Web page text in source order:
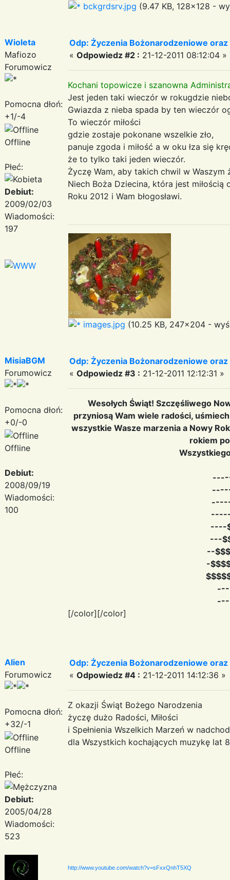
bckgrdsrv.jpg (9.47 KB, 128x128 -
Wioleta
Mafiozo
Forumowicz
Pomocna dłoń:
+1/-4
Offline
Płeć:
Debiut:
2009/02/03
Wiadomości:
197
Odp: Życzenia Bożonarodzeniowe
« Odpowiedz #2 : 21-12-2011 08:12:04 »
Kochani topowicze i szanowna
Jest jeden taki wieczór w rokugdzie
Gwiazda z nieba spada by ten wieczór
To wieczór miłości
gdzie zostaje pokonane wszelkie zło,
panuje zgoda i miłość a w oku łza się
że to tylko taki jeden wieczór.
Życzę Wam, aby takich chwil w Waszym
Niech Boża Dziecina, która jest
Roku 2012 i Wam błogosławi.
images.jpg (10.25 KB, 247x204 -
MisiaBGM
Forumowicz
Pomocna dłoń:
+0/-0
Offline
Debiut:
2008/09/19
Wiadomości:
100
Odp: Życzenia Bożonarodzeniowe
« Odpowiedz #3 : 21-12-2011 12:12:31 »
Wesołych Świąt! Szczęśliwego
przyniosą Wam wiele radości,
wszystkie Wasze marzenia a Nowy
rokiem
----
---
--
-
[/color][/color]
Alien
Forumowicz
Pomocna dłoń:
+32/-1
Offline
Płeć:
Debiut:
2005/04/28
Wiadomości:
523
Odp: Życzenia Bożonarodzeniowe
« Odpowiedz #4 : 21-12-2011 14:12:36 »
Z okazji Świąt Bożego Narodzenia
życzę dużo Radości, Miłości
i Spełnienia Wszelkich Marzeń w
dla Wszystkich kochających muzykę lat
http://www.youtube.com/watch?v=sFxxQnhT5XQ